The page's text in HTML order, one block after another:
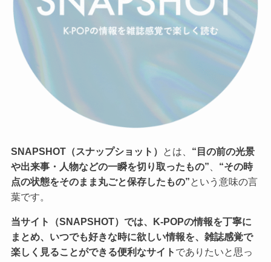
SNAPSHOT（スナップショット） とは、 “目の前の光景
や出来事・人物などの一瞬を切り取ったもの”
“その時
点の状態をそのまま丸ごと保存したもの”という意味の言
葉です。
当サイト（SNAPSHOT）では、K-POPの情報を丁寧に
まとめ、いつでも好きな時に欲しい情報を、雑誌感覚で
楽しく見ることができる便利なサイト でありたいと思っ